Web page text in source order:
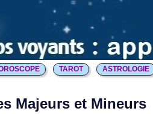
TAROT ASTROLOGIE
Majeurs et Mineurs